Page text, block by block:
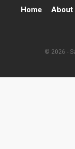
Home About
© 2026 -